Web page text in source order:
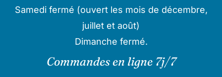
Samedi fermé (ouvert les mois de décembre,
juillet et août)
Dimanche fermé.
Commandes en ligne 7j/7